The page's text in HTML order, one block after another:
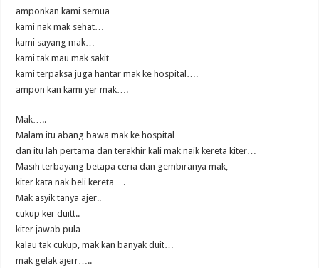
amponkan kami semua…
kami nak mak sehat…
kami sayang mak…
kami tak mau mak sakit…
kami terpaksa juga hantar mak ke hospital….
ampon kan kami yer mak….
Mak…..
Malam itu abang bawa mak ke hospital
dan itu lah pertama dan terakhir kali mak naik kereta kiter…
Masih terbayang betapa ceria dan gembiranya mak,
kiter kata nak beli kereta….
Mak asyik tanya ajer..
cukup ker duitt..
kiter jawab pula…
kalau tak cukup, mak kan banyak duit…
mak gelak ajerr…..